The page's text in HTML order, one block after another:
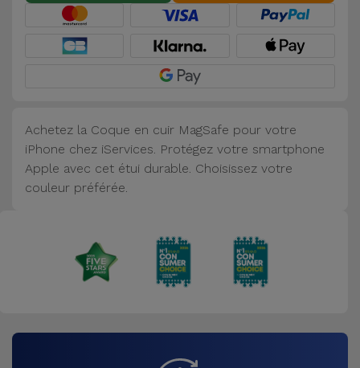
Accessoires
Mobilité,
Accessoires
d'ordinateur
Voir
Achetez la Coque en cuir MagSafe pour votre
iPhone chez iServices. Protégez votre smartphone
Apple avec cet étui durable. Choisissez votre
couleur préférée.